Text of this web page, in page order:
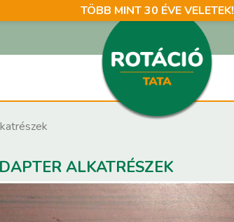
TÖBB MINT 30 ÉVE VELETEK!
ALKATRÉSZEK